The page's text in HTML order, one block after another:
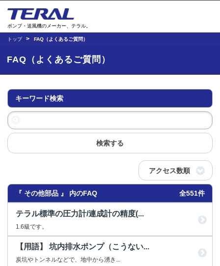
ポンプ・送風機のメーカー、テラル。
トップ FAQ（よくあるご質問）
FAQ（よくあるご質問）
キーワード検索
検索する
アクセス数順
『 その他部品 』 内のFAQ 全551件
テラル標準の圧力計/連成計の精度(...
1.6級です。
【用語】 坑内排水ポンプ（こうない...
炭坑やトンネルなどで、地中から湧き...